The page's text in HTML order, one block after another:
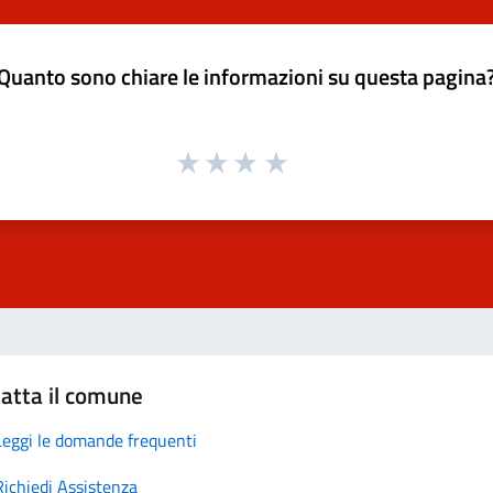
sono chiare le informazioni su questa
il comune
le domande frequenti
Assistenza